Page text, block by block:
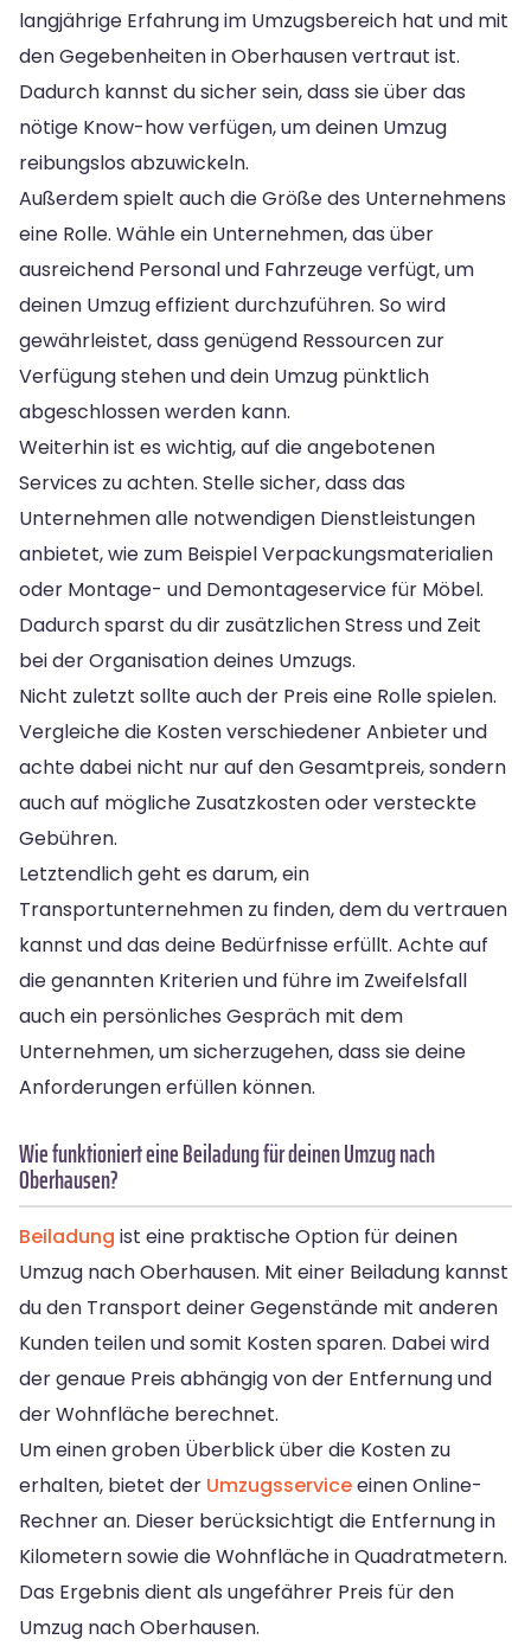
langjährige Erfahrung im Umzugsbereich hat und mit
den Gegebenheiten in Oberhausen vertraut ist.
Dadurch kannst du sicher sein, dass sie über das
nötige Know-how verfügen, um deinen Umzug
reibungslos abzuwickeln.
Außerdem spielt auch die Größe des Unternehmens
eine Rolle. Wähle ein Unternehmen, das über
ausreichend Personal und Fahrzeuge verfügt, um
deinen Umzug effizient durchzuführen. So wird
gewährleistet, dass genügend Ressourcen zur
Verfügung stehen und dein Umzug pünktlich
abgeschlossen werden kann.
Weiterhin ist es wichtig, auf die angebotenen
Services zu achten. Stelle sicher, dass das
Unternehmen alle notwendigen Dienstleistungen
anbietet, wie zum Beispiel Verpackungsmaterialien
oder Montage- und Demontageservice für Möbel.
Dadurch sparst du dir zusätzlichen Stress und Zeit
bei der Organisation deines Umzugs.
Nicht zuletzt sollte auch der Preis eine Rolle spielen.
Vergleiche die Kosten verschiedener Anbieter und
achte dabei nicht nur auf den Gesamtpreis, sondern
auch auf mögliche Zusatzkosten oder versteckte
Gebühren.
Letztendlich geht es darum, ein
Transportunternehmen zu finden, dem du vertrauen
kannst und das deine Bedürfnisse erfüllt. Achte auf
die genannten Kriterien und führe im Zweifelsfall
auch ein persönliches Gespräch mit dem
Unternehmen, um sicherzugehen, dass sie deine
Anforderungen erfüllen können.
Wie funktioniert eine Beiladung für deinen Umzug nach
Oberhausen?
Beiladung ist eine praktische Option für deinen
Umzug nach Oberhausen. Mit einer Beiladung kannst
du den Transport deiner Gegenstände mit anderen
Kunden teilen und somit Kosten sparen. Dabei wird
der genaue Preis abhängig von der Entfernung und
der Wohnfläche berechnet.
Um einen groben Überblick über die Kosten zu
erhalten, bietet der Umzugsserviceeinen Online-
Rechner an. Dieser berücksichtigt die Entfernung in
Kilometern sowie die Wohnfläche in Quadratmetern.
Das Ergebnis dient als ungefährer Preis für den
Umzug nach Oberhausen.